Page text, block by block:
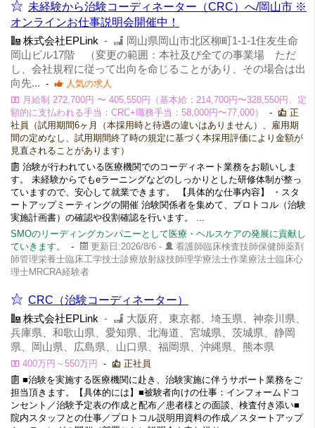
未経験から治験コーディネーター（CRC）へ/岡山市 ※
オンラインお仕事説明会開催中！
株式会社EPLink -
岡山県岡山市北区柳町1-1-1住友生命
岡山ビル17階 （変更の範囲：本社及び全ての事業場 ただ
し、会社規程に従って出向を命じることがあり、その場合は出
向先... -
人気の求人
月給制 272,700円 〜 405,550円（基本給：214,700円〜328,550円、定
額的に支払われる手当：CRC+職務手当：58,000円〜77,000）
-
正
社員（試用期間6ヶ月（本採用時と待遇の違いはありません）、雇用期
間の定めなし、試用期間終了時の規定に基づく本採用評価により金額が
見直されることがあります）
治験が行われている医療機関でのコーディネート業務をお願いしま
す。 未経験からでもeラーニングなどのしっかりとした研修体制が整っ
ていますので、安心して就業できます。 【具体的な仕事内容】 ・スタ
ートアップミーティングの開催 治験関係者を集めて、プロトコル（治験
実施計画書）の確認や役割確認を行います。 ...
SMOのリーディングカンパニーとして医療・ヘルスケアの発展に貢献し
ていきます。
- 更新日:2026/8/6 -
看護師臨床検査技師保健師薬剤
師管理栄養士臨床工学技士診療放射線技師理学療法士作業療法士臨床心
理士MRCRA経験者
CRC（治験コーディネーター）
株式会社EPLink -
大阪府、東京都、埼玉県、神奈川県、
兵庫県、和歌山県、愛知県、北海道、宮城県、茨城県、静岡
県、岡山県、広島県、山口県、福岡県、沖縄県、熊本県
400万円～550万円 -
正社員
■治験を実施する医療機関に赴き、治験実施に伴うサポート業務をご
担当頂きます。【具体的には】■被験者向けの仕事：インフォームドコ
ンセント／治験予定表の作成と配布／患者様との面談、検査付き添い■
院内スタッフとの仕事／プロトコル説明用資料の作成／スタートアップ